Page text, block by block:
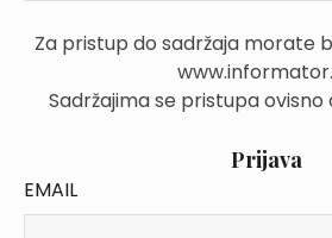
Za pristup do sadržaja morate
Sadržajima se pristupa
Prijava
EMAIL